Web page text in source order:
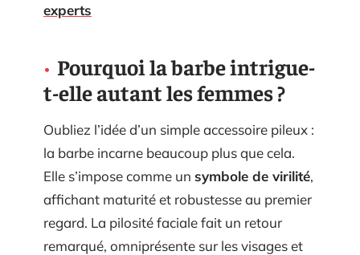
experts
Pourquoi la barbe intrigue-
t-elle autant les femmes ?
Oubliez l’idée d’un simple accessoire pileux :
la barbe incarne beaucoup plus que cela.
Elle s’impose comme un symbole de virilité,
affichant maturité et robustesse au premier
regard. La pilosité faciale fait un retour
remarqué, omniprésente sur les visages et